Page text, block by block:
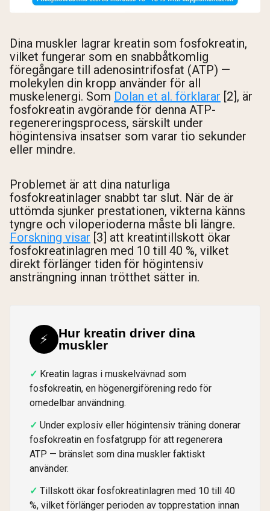
Dina muskler lagrar kreatin som fosfokreatin,
vilket fungerar som en snabbåtkomlig
föregångare till adenosintrifosfat (ATP) —
molekylen din kropp använder för all
muskelenergi. Som Dolan et al. förklarar [2], är
fosfokreatin avgörande för denna ATP-
regenereringsprocess, särskilt under
högintensiva insatser som varar tio sekunder
eller mindre.
Problemet är att dina naturliga
fosfokreatinlager snabbt tar slut. När de är
uttömda sjunker prestationen, vikterna känns
tyngre och viloperioderna måste bli längre.
Forskning visar [3] att kreatintillskott ökar
fosfokreatinlagren med 10 till 40 %, vilket
direkt förlänger tiden för högintensiv
ansträngning innan trötthet sätter in.
⚡
Hur kreatin driver dina
muskler
Kreatin lagras i muskelvävnad som
fosfokreatin, en högenergiförening redo för
omedelbar användning.
Under explosiv eller högintensiv träning donerar
fosfokreatin en fosfatgrupp för att regenerera
ATP — bränslet som dina muskler faktiskt
använder.
Tillskott ökar fosfokreatinlagren med 10 till 40
%, vilket förlänger perioden av topprestation innan